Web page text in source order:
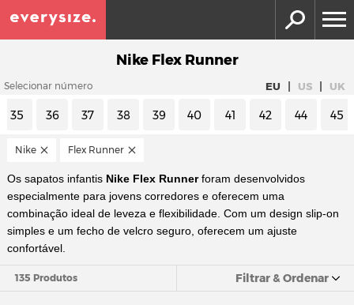
Nike Flex Runner
Selecionar número EU | US | UK
35 36 37 38 39 40 41 42 44 45
Nike Flex Runner
Os sapatos infantis Nike Flex Runnerforam desenvolvidos
especialmente para jovens corredores e oferecem uma
combinação ideal de leveza e flexibilidade. Com um design slip-on
simples e um fecho de velcro seguro, oferecem um ajuste
confortável.
135 Produtos Filtrar & Ordenar